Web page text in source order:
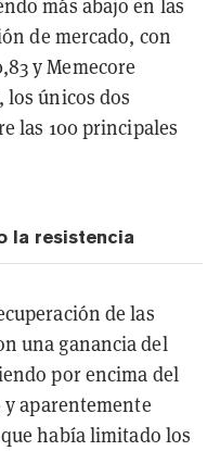
más abajo en las
de mercado, con
y Memecore
los únicos dos
las 100 principales
la resistencia
de las
una ganancia del
por encima del
y aparentemente
había limitado los